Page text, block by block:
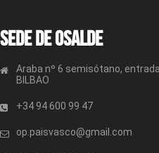
Sede de OSALDE
Araba nº 6 semisótano,
BILBAO
+34 94 600 99 47
op.paisvasco@gmail.com